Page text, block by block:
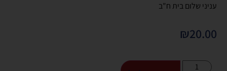
עניני שלום בית ח"ב
₪20.00